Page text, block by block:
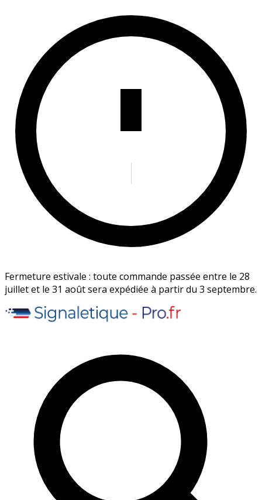
Fermeture estivale : toute commande passée entre le 28
juillet et le 31 août sera expédiée à partir du 3 septembre.